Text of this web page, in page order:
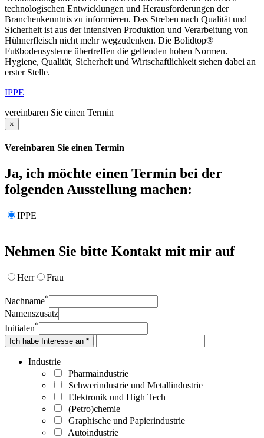
technologischen Entwicklungen und Herausforderungen der
Branchenkenntnis zu informieren. Das Streben nach Qualität und
Sicherheit ist aus der intensiven Produktion und Verarbeitung von
Hühnerfleisch nicht mehr wegzudenken. Die Bolidtop®
Fußbodensysteme übertreffen die geltenden hohen Normen.
Hygiene, Qualität, Sicherheit und Wirtschaftlichkeit stehen dabei an
erster Stelle.
IPPE
vereinbaren Sie einen Termin
×
Vereinbaren Sie einen Termin
Ja, ich möchte einen Termin bei der
folgenden Ausstellung machen:
IPPE
Nehmen Sie bitte Kontakt mit mir auf
Herr Frau
Nachname*
Namenszusatz
Initialen*
Ich habe Interesse an *
Industrie
Pharmaindustrie
Schwerindustrie und Metallindustrie
Elektronik und High Tech
(Petro)chemie
Graphische und Papierindustrie
Autoindustrie